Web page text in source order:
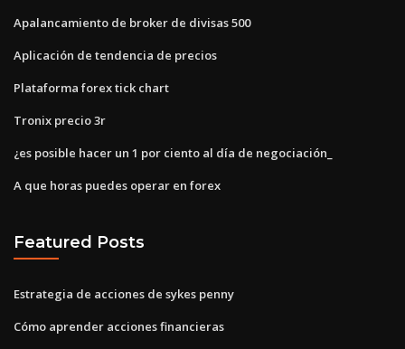
Apalancamiento de broker de divisas 500
Aplicación de tendencia de precios
Plataforma forex tick chart
Tronix precio 3r
¿es posible hacer un 1 por ciento al día de negociación_
A que horas puedes operar en forex
Featured Posts
Estrategia de acciones de sykes penny
Cómo aprender acciones financieras